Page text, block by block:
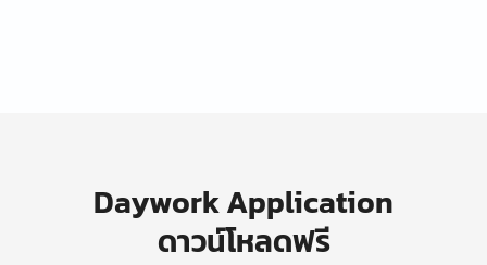
Daywork Application
ดาวน์โหลดฟรี